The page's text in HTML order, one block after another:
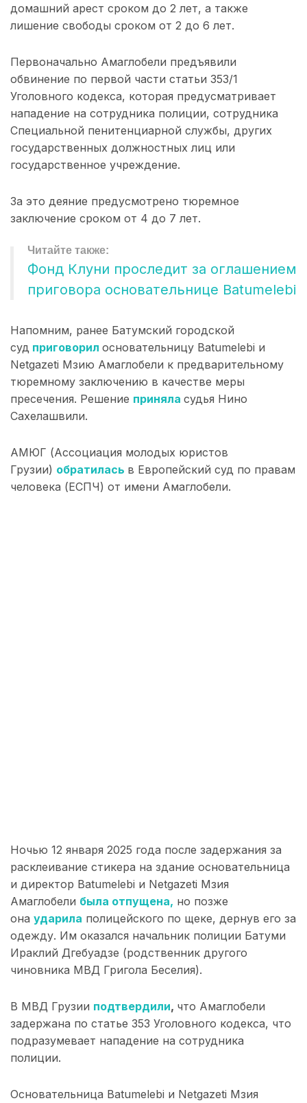
домашний арест сроком до 2 лет, а также
лишение свободы сроком от 2 до 6 лет.
Первоначально Амаглобели предъявили
обвинение по первой части статьи 353/1
Уголовного кодекса, которая предусматривает
нападение на сотрудника полиции, сотрудника
Специальной пенитенциарной службы, других
государственных должностных лиц или
государственное учреждение.
За это деяние предусмотрено тюремное
заключение сроком от 4 до 7 лет.
Фонд Клуни проследит за оглашением
приговора основательнице Batumelebi
Напомним, ранее Батумский городской
суд приговорил основательницу Batumelebi и
Netgazeti Мзию Амаглобели к предварительному
тюремному заключению в качестве меры
пресечения. Решение приняла судья Нино
Сахелашвили.
АМЮГ (Ассоциация молодых юристов
Грузии) обратилась в Европейский суд по правам
человека (ЕСПЧ) от имени Амаглобели.
Ночью 12 января 2025 года после задержания за
расклеивание стикера на здание основательница
и директор Batumelebi и Netgazeti Мзия
Амаглобели была отпущена, но позже
она ударила полицейского по щеке, дернув его за
одежду. Им оказался начальник полиции Батуми
Ираклий Дгебуадзе (родственник другого
чиновника МВД Григола Беселия).
В МВД Грузии подтвердили, что Амаглобели
задержана по статье 353 Уголовного кодекса, что
подразумевает нападение на сотрудника
полиции.
Основательница Batumelebi и Netgazeti Мзия